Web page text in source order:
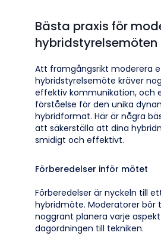
Bästa praxis för
hybridstyrelsemöten
Att framgångsrikt moderera
hybridstyrelsemöte kräver
effektiv kommunikation, och
förståelse för den unika
hybridformat. Här är några
att säkerställa att dina
smidigt och effektivt.
Förberedelser inför mötet
Förberedelser är nyckeln till
hybridmöte. Moderatorer bör
noggrant planera varje
dagordningen till tekniken.